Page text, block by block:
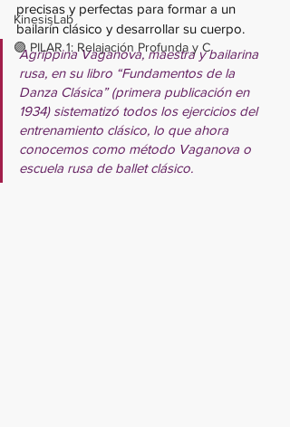
KinesisLab
🟣 PILAR 1: Relajación Profunda y C
precisas y perfectas para formar a un
bailarín clásico y desarrollar su cuerpo.
Agrippina Vaganova, maestra y bailarina
rusa, en su libro “Fundamentos de la
Danza Clásica” (primera publicación en
1934) sistematizó todos los ejercicios del
entrenamiento clásico, lo que ahora
conocemos como método Vaganova o
escuela rusa de ballet clásico.